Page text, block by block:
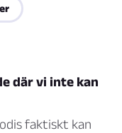
där vi inte kan
faktiskt kan